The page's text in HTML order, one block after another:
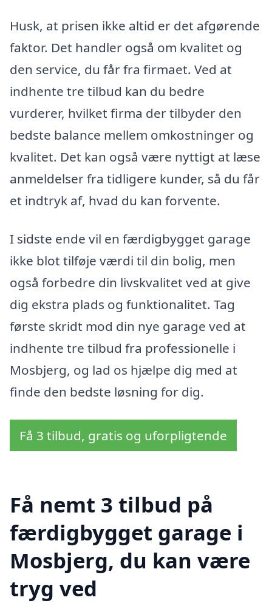
Husk, at prisen ikke altid er det afgørende
faktor. Det handler også om kvalitet og
den service, du får fra firmaet. Ved at
indhente tre tilbud kan du bedre
vurderer, hvilket firma der tilbyder den
bedste balance mellem omkostninger og
kvalitet. Det kan også være nyttigt at læse
anmeldelser fra tidligere kunder, så du får
et indtryk af, hvad du kan forvente.
I sidste ende vil en færdigbygget garage
ikke blot tilføje værdi til din bolig, men
også forbedre din livskvalitet ved at give
dig ekstra plads og funktionalitet. Tag
første skridt mod din nye garage ved at
indhente tre tilbud fra professionelle i
Mosbjerg, og lad os hjælpe dig med at
finde den bedste løsning for dig.
Få 3 tilbud, gratis og uforpligtende
Få nemt 3 tilbud på
færdigbygget garage i
Mosbjerg, du kan være
tryg ved